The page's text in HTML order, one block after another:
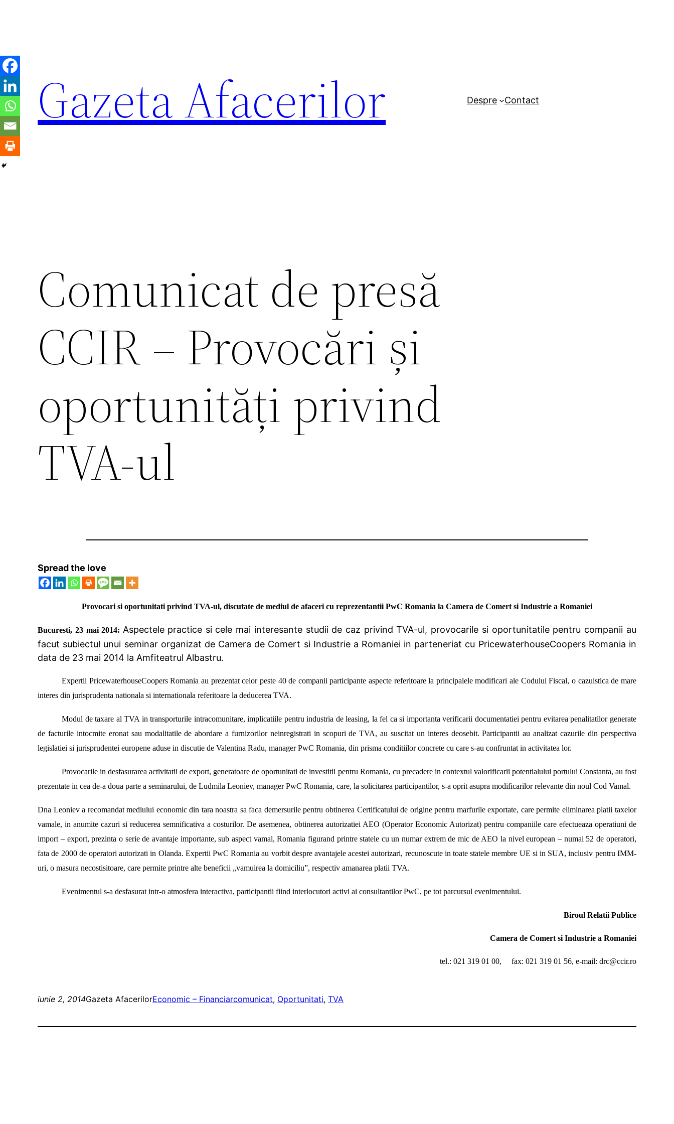
Gazeta Afacerilor Despre Contact
Comunicat de presă
CCIR – Provocări și
oportunități privind
TVA-ul
Spread the love
Provocari si oportunitati privind TVA-ul, discutate de mediul de afaceri cu reprezentantii PwC Romania la Camera de Comert si Industrie a Romaniei
Bucuresti, 23 mai 2014: Aspectele practice si cele mai interesante studii de caz privind TVA-ul, provocarile si oportunitatile pentru companii au
facut subiectul unui seminar organizat de Camera de Comert si Industrie a Romaniei in parteneriat cu PricewaterhouseCoopers Romania in
data de 23 mai 2014 la Amfiteatrul Albastru.
Expertii PricewaterhouseCoopers Romania au prezentat celor peste 40 de companii participante aspecte referitoare la principalele modificari ale Codului Fiscal, o cazuistica de mare
interes din jurisprudenta nationala si internationala referitoare la deducerea TVA.
Modul de taxare al TVA in transporturile intracomunitare, implicatiile pentru industria de leasing, la fel ca si importanta verificarii documentatiei pentru evitarea penalitatilor generate
de facturile intocmite eronat sau modalitatile de abordare a furnizorilor neinregistrati in scopuri de TVA, au suscitat un interes deosebit. Participantii au analizat cazurile din perspectiva
legislatiei si jurisprudentei europene aduse in discutie de Valentina Radu, manager PwC Romania, din prisma conditiilor concrete cu care s-au confruntat in activitatea lor.
Provocarile in desfasurarea activitatii de export, generatoare de oportunitati de investitii pentru Romania, cu precadere in contextul valorificarii potentialului portului Constanta, au fost
prezentate in cea de-a doua parte a seminarului, de Ludmila Leoniev, manager PwC Romania, care, la solicitarea participantilor, s-a oprit asupra modificarilor relevante din noul Cod Vamal.
Dna Leoniev a recomandat mediului economic din tara noastra sa faca demersurile pentru obtinerea Certificatului de origine pentru marfurile exportate, care permite eliminarea platii taxelor
vamale, in anumite cazuri si reducerea semnificativa a costurilor. De asemenea, obtinerea autorizatiei AEO (Operator Economic Autorizat) pentru companiile care efectueaza operatiuni de
import – export, prezinta o serie de avantaje importante, sub aspect vamal, Romania figurand printre statele cu un numar extrem de mic de AEO la nivel european – numai 52 de operatori,
fata de 2000 de operatori autorizati in Olanda. Expertii PwC Romania au vorbit despre avantajele acestei autorizari, recunoscute in toate statele membre UE si in SUA, inclusiv pentru IMM-
uri, o masura necostisitoare, care permite printre alte beneficii „vamuirea la domiciliu”, respectiv amanarea platii TVA.
Evenimentul s-a desfasurat intr-o atmosfera interactiva, participantii fiind interlocutori activi ai consultantilor PwC, pe tot parcursul evenimentului.
Biroul Relatii Publice
Camera de Comert si Industrie a Romaniei
tel.: 021 319 01 00, fax: 021 319 01 56, e-mail: drc@ccir.ro
iunie 2, 2014Gazeta AfacerilorEconomic – Financiarcomunicat, Oportunitati, TVA